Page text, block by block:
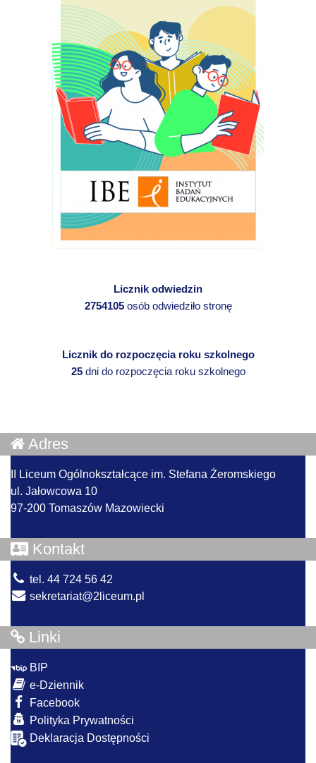
Licznik odwiedzin
2754105osób odwiedziło stronę
Licznik do rozpoczęcia roku szkolnego
25dni do rozpoczęcia roku szkolnego
Adres
II Liceum Ogólnokształcące im. Stefana Żeromskiego
ul. Jałowcowa 10
97-200 Tomaszów Mazowiecki
Kontakt
tel. 44 724 56 42
sekretariat@2liceum.pl
Linki
BIP
e-Dziennik
Facebook
Polityka Prywatności
Deklaracja Dostępności